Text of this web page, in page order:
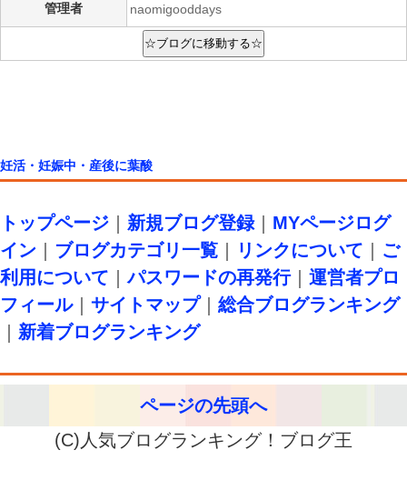
管理者 naomigooddays
妊活・妊娠中・産後に葉酸
トップページ 新規ブログ登録｜ MYページログ
イン
ブログカテゴリ一覧 リンクについて
ご
利用について ｜パスワードの再発行｜ 運営者プロ
フィール｜ サイトマップ｜ 総合ブログランキング
新着ブログランキング
ページの先頭へ
(C)人気ブログランキング！ブログ王